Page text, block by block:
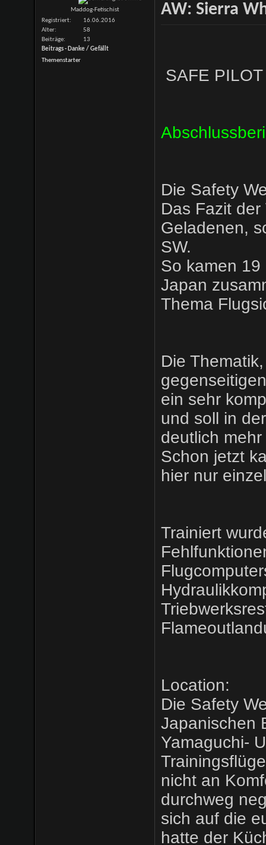
Maddog-Fetischist
Registriert
16.06.2016
Alter
58
Beiträge
13
Beitrags - Danke / Gefällt
Themenstarter
AW: Sierra
SAFE
Die Safety
Das Fazit
Geladenen,
SW.
So kamen
Japan
Thema
Die
ein sehr
und soll in
deutlich
Schon jetzt
hier nur
Trainiert
Location:
Die Safety
Japanischen
Yamaguchi-
nicht an
durchweg
sich auf die
hatte der